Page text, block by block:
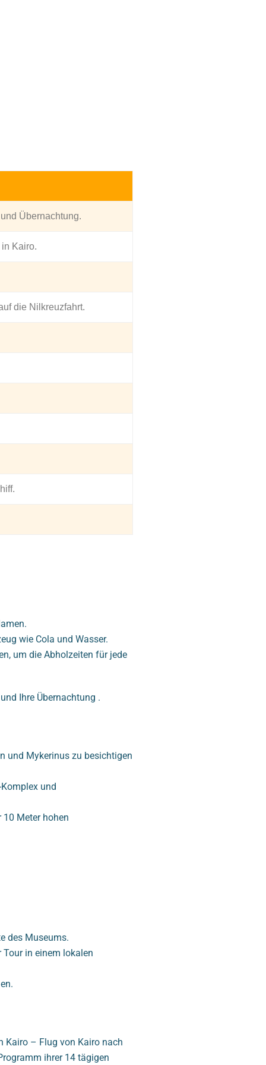
Übernachtung.
Kairo.
die Nilkreuzfahrt.
wie Cola und Wasser.
um die Abholzeiten für jede
Ihre Übernachtung .
und Mykerinus zu besichtigen
und
Meter hohen
des Museums.
in einem lokalen
Kairo – Flug von Kairo nach
ihrer 14 tägigen